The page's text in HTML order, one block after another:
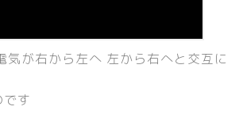
が右から左へ 左から右へと交互に
す